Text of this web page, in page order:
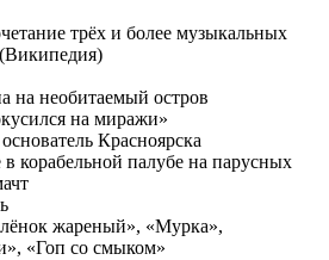
трёх и более музыкальных
на необитаемый остров
на миражи»
Красноярска
корабельной палубе на парусных
жареный», «Мурка»,
«Гоп со смыком»